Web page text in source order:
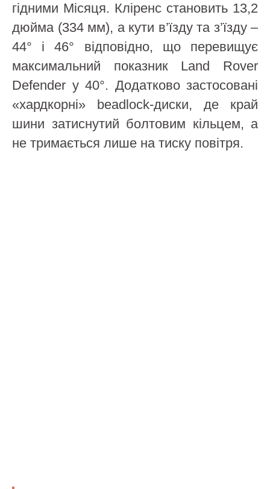
гідними Місяця. Кліренс становить 13,2
дюйма (334 мм), а кути в’їзду та з’їзду –
44° і 46° відповідно, що перевищує
максимальний показник Land Rover
Defender у 40°. Додатково застосовані
«хардкорні» beadlock-диски, де край
шини затиснутий болтовим кільцем, а
не тримається лише на тиску повітря.